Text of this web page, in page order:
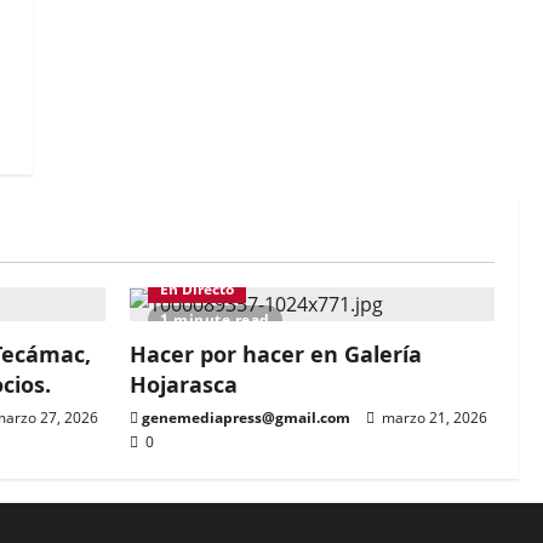
27, 2026
1 minute read
En Directo
Hacer por hacer en Galería
Hojarasca
genemediapress@gmail.com
marzo 21, 2026
0